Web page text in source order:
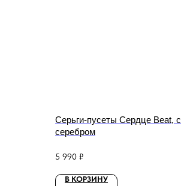
Серьги-пусеты Сердце Beat, с
серебром
5 990 ₽
В КОРЗИНУ